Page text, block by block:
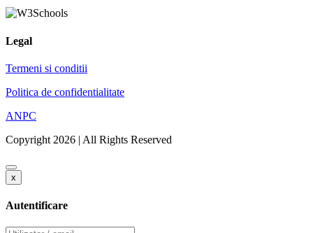
Legal
Termeni si conditii
Politica de confidentialitate
ANPC
Copyright 2026 | All Rights Reserved
x
Autentificare